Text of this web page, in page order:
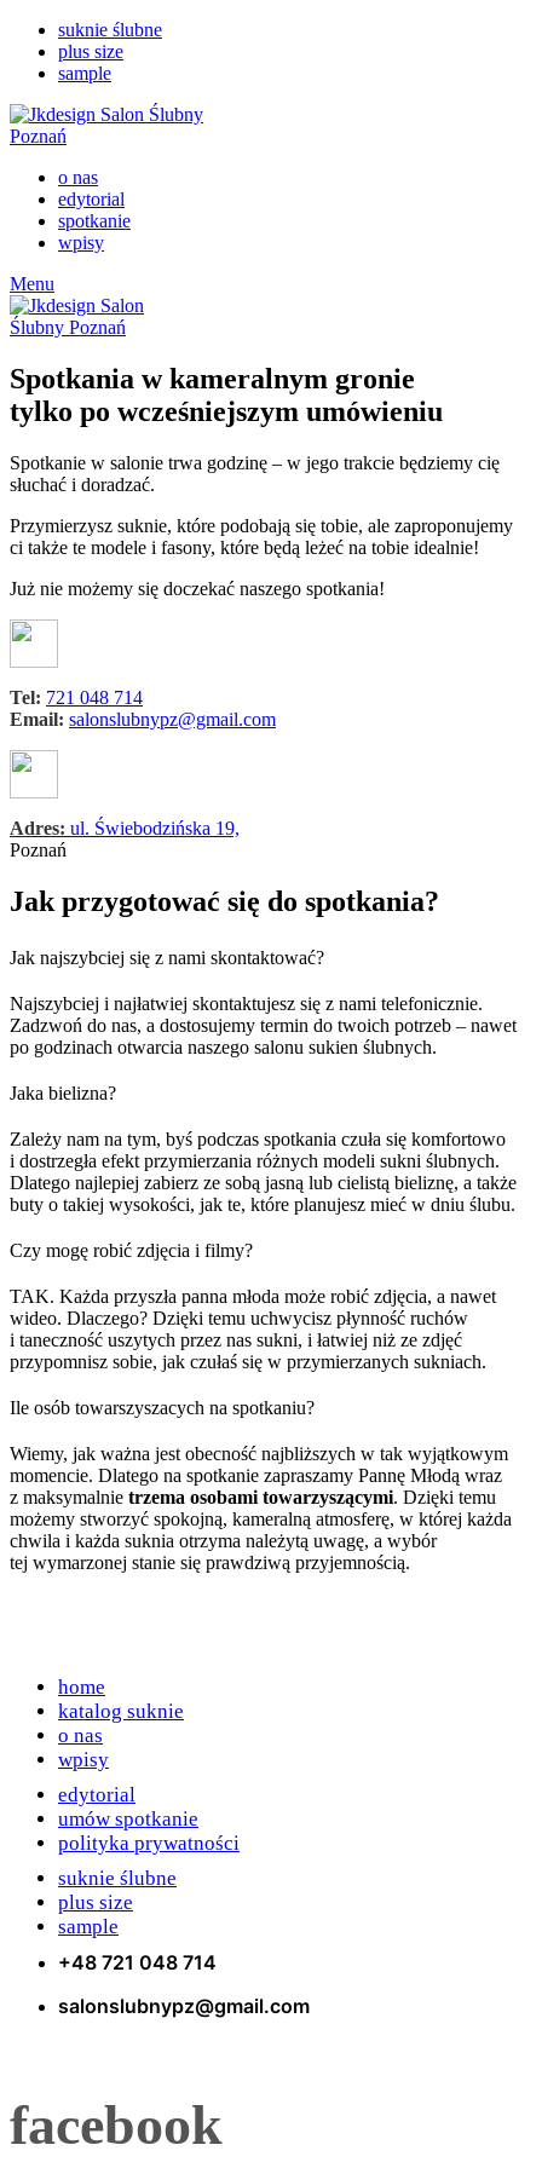
suknie ślubne
plus size
sample
o nas
edytorial
spotkanie
wpisy
Menu
Spotkania w kameralnym gronie
tylko po wcześniejszym umówieniu
Spotkanie w salonie trwa godzinę – w jego trakcie będziemy cię
słuchać i doradzać.
Przymierzysz suknie, które podobają się tobie, ale zaproponujemy
ci także te modele i fasony, które będą leżeć na tobie idealnie!
Już nie możemy się doczekać naszego spotkania!
Tel: 721 048 714
Email: salonslubnypz@gmail.com
Adres: ul. Świebodzińska 19,
Poznań
Jak przygotować się do spotkania?
Jak najszybciej się z nami skontaktować?
Najszybciej i najłatwiej skontaktujesz się z nami telefonicznie.
Zadzwoń do nas, a dostosujemy termin do twoich potrzeb – nawet
po godzinach otwarcia naszego salonu sukien ślubnych.
Jaka bielizna?
Zależy nam na tym, byś podczas spotkania czuła się komfortowo
i dostrzegła efekt przymierzania różnych modeli sukni ślubnych.
Dlatego najlepiej zabierz ze sobą jasną lub cielistą bieliznę, a także
buty o takiej wysokości, jak te, które planujesz mieć w dniu ślubu.
Czy mogę robić zdjęcia i filmy?
TAK. Każda przyszła panna młoda może robić zdjęcia, a nawet
wideo. Dlaczego? Dzięki temu uchwycisz płynność ruchów
i taneczność uszytych przez nas sukni, i łatwiej niż ze zdjęć
przypomnisz sobie, jak czułaś się w przymierzanych sukniach.
Ile osób towarszyszacych na spotkaniu?
Wiemy, jak ważna jest obecność najbliższych w tak wyjątkowym
momencie. Dlatego na spotkanie zapraszamy Pannę Młodą wraz
z maksymalnie trzema osobami towarzyszącymi. Dzięki temu
możemy stworzyć spokojną, kameralną atmosferę, w której każda
chwila i każda suknia otrzyma należytą uwagę, a wybór
tej wymarzonej stanie się prawdziwą przyjemnością.
home
katalog suknie
o nas
wpisy
edytorial
umów spotkanie
polityka prywatności
suknie ślubne
plus size
sample
+48 721 048 714
salonslubnypz@gmail.com
facebook